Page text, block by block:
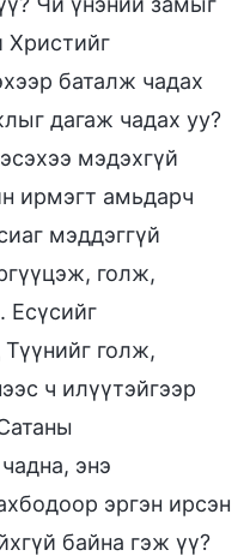
Христийг
баталж чадах
дагаж чадах уу?
мэдэхгүй
ирмэгт амьдарч
мэддэггүй
голж,
Есүсийг
Түүнийг голж,
ч илүүтэйгээр
энэ
эргэн ирсэн
байна гэж үү?